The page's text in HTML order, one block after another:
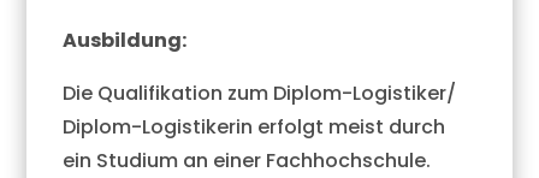
Ausbildung:
Die Qualifikation zum Diplom-Logistiker/
Diplom-Logistikerin erfolgt meist durch
ein Studium an einer Fachhochschule.